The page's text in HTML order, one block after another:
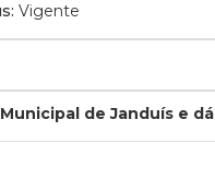
Vigente
de Janduís e